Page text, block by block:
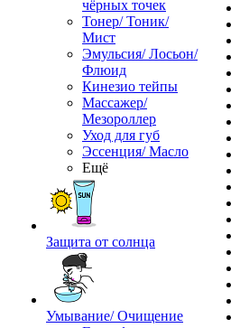
чёрных точек
Тонер/ Тоник/
Мист
Эмульсия/ Лосьон/
Флюид
Кинезио тейпы
Массажер/
Мезороллер
Уход для губ
Эссенция/ Масло
Ещё
Защита от солнца
Умывание/ Очищение